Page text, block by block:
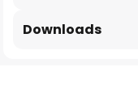
Downloads